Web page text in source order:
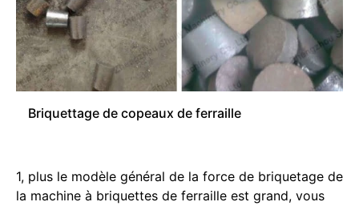
Briquettage de copeaux de ferraille
1, plus le modèle général de la force de briquetage de
la machine à briquettes de ferraille est grand, vous